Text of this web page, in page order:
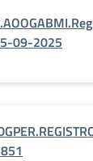
09-2025